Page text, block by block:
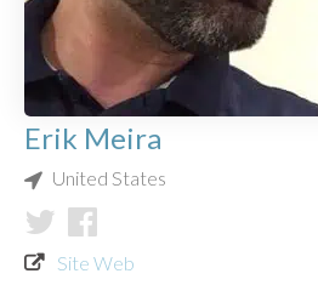
Erik Meira
United States
Site Web